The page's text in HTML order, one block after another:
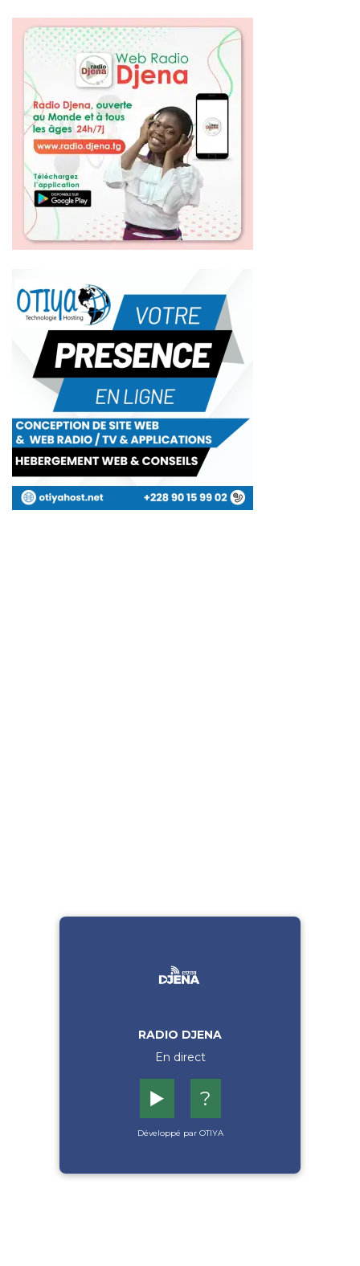
RADIO DJENA
En direct
▶️ ?
Développé par OTIYA